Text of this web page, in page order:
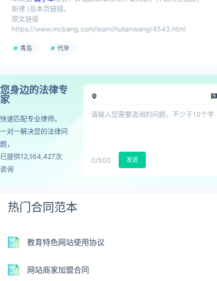
新律 )及本页链接。
原文链接
https://www.mcbang.com/learn/hulianwang/4543.html
青岛 代孕
您身边的法律专
家
快速匹配专业律师，
一对一解决您的法律问
题，
已提供12,164,427次
咨询
0/500 发送
热门合同范本
教育特色网站使用协议
网站商家加盟合同